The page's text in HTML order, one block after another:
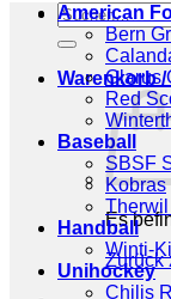
Suchen
nach:
Warenkorb /
Es
Zurück
American
Bern
Glarus
Red
Baseball
SBSF
Kobras
Handball
Winti-
Unihockey
Chilis